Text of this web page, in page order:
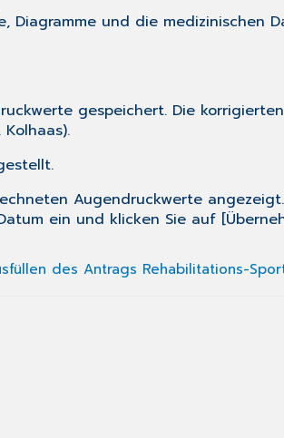
und die medizinischen
gespeichert. Die
Augendruckwerte
ein und klicken Sie auf